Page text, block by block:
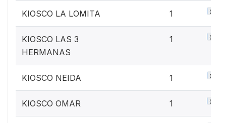
KIOSCO LA LOMITA 1 0.1%
KIOSCO LAS 3
HERMANAS
1 0.1%
KIOSCO NEIDA 1 0.1%
KIOSCO OMAR 1 0.1%